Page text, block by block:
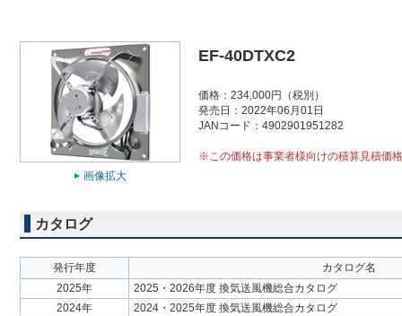
画像拡大
EF-40DTXC2
価格：234,000円（税別）
発売日：2022年06月01日
JANコード：4902901951282
※この価格は事業者様向けの積算見積価
カタログ
発行年度
カタログ名
2025年
2025・2026年度 換気送風機総合カタログ
2024年
2024・2025年度 換気送風機総合カタログ